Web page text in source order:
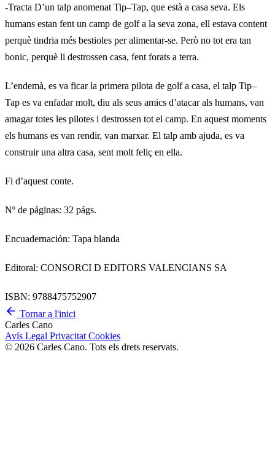
-Tracta D’un talp anomenat Tip–Tap, que està a casa seva. Els
humans estan fent un camp de golf a la seva zona, ell estava content
perquè tindria més bestioles per alimentar-se. Però no tot era tan
bonic, perquè li destrossen casa, fent forats a terra.
L’endemà, es va ficar la primera pilota de golf a casa, el talp Tip–
Tap es va enfadar molt, diu als seus amics d’atacar als humans, van
amagar totes les pilotes i destrossen tot el camp. En aquest moments
els humans es van rendir, van marxar. El talp amb ajuda, es va
construir una altra casa, sent molt feliç en ella.
Fi d’aquest conte.
Nº de páginas: 32 págs.
Encuadernación: Tapa blanda
Editoral: CONSORCI D EDITORS VALENCIANS SA
ISBN: 9788475752907
Tornar a l'inici
Carles Cano
Avís Legal Privacitat Cookies
© 2026 Carles Cano. Tots els drets reservats.